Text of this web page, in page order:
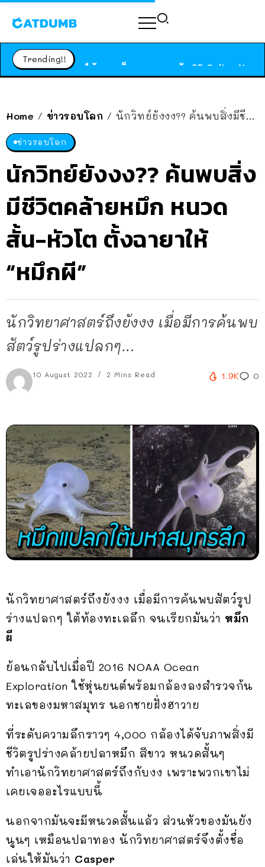
Trending!!
สาวญี่ปุ่นโดนแมวตัวเองกัด ไม่ได้ไปหาหมอตั้งแต่เนิ่นๆ สุดท้ายขาบวม กลายเป็นโรคเนื้อเน่า เตือนทาสแมวทั้งหลายให้ระวัง
Home / ข่าวรอบโลก / นักวิทย์ยังงง?? ค้นพบสิ่งมีชีวิตคล้ายหมึก หนวดสั้น-หัวโต ตั้งฉายาให้ “หมึกผี”
ข่าวรอบโลก
นักวิทย์ยังงง?? ค้นพบสิ่ง
มีชีวิตคล้ายหมึก หนวด
สั้น-หัวโต ตั้งฉายาให้
“หมึกผี”
นักวิทยาศาสตร์ถึงยังงง เมื่อมีการค้นพบ
สัตว์รูปร่างแปลกๆ...
10 August 2022 2 Mins Read 1.9K 0
นักวิทยาศาสตร์ถึงยังงง เมื่อมีการค้นพบสัตว์รูป
ร่างแปลกๆ ใต้ท้องทะเลลึก จนเรียกมันว่า หมึก
ผี
ย้อนกลับไปเมื่อปี 2016 NOAA Ocean
Exploration ใช้หุ่นยนต์พร้อมกล้องลงสำรวจก้น
ทะเลของมหาสมุทร นอกชายฝั่งฮาวาย
ที่ระดับความลึกราวๆ 4,000 กล้องได้จับภาพสิ่งมี
ชีวิตรูปร่างคล้ายปลาหมึก สีขาว หนวดสั้นๆ
ทำเอานักวิทยาศาสตร์ถึงกับงง เพราะพวกเขาไม่
เคยเจออะไรแบบนี้
นอกจากมันจะมีหนวดสั้นแล้ว ส่วนหัวของมันยัง
นูนๆ เหมือนปลาทอง นักวิทยาศาสตร์จึงตั้งชื่อ
เล่นให้มันว่า Casper